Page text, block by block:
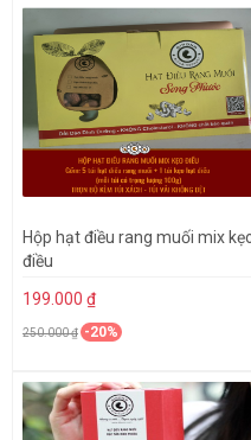
Hộp hạt điều rang muối mix
điều
199.000 ₫
250.000 ₫ -20%